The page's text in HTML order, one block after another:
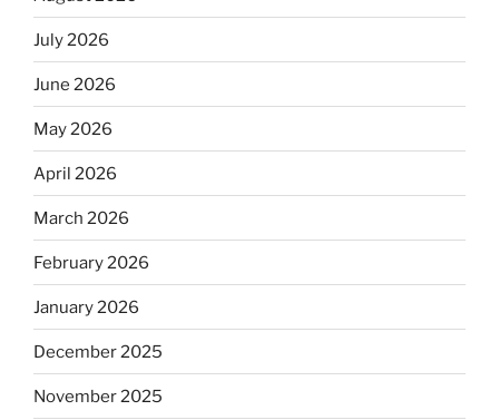
July 2026
June 2026
May 2026
April 2026
March 2026
February 2026
January 2026
December 2025
November 2025